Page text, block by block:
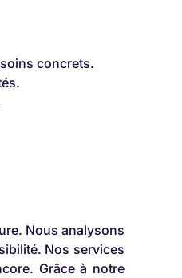
concrets.
Nous analysons
Nos services
Grâce à notre